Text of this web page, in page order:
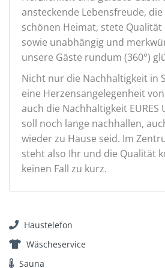
ansteckende Lebensfreude,
schönen Heimat, stete Qualität
sowie unabhängig und
unsere Gäste rundum (360°)
Nicht nur die Nachhaltigkeit in
eine Herzensangelegenheit
auch die Nachhaltigkeit EURES
soll noch lange nachhallen,
wieder zu Hause seid. Im
steht also Ihr und die Qualität
keinen Fall zu kurz.
Haustelefon
Wäscheservice
Sauna